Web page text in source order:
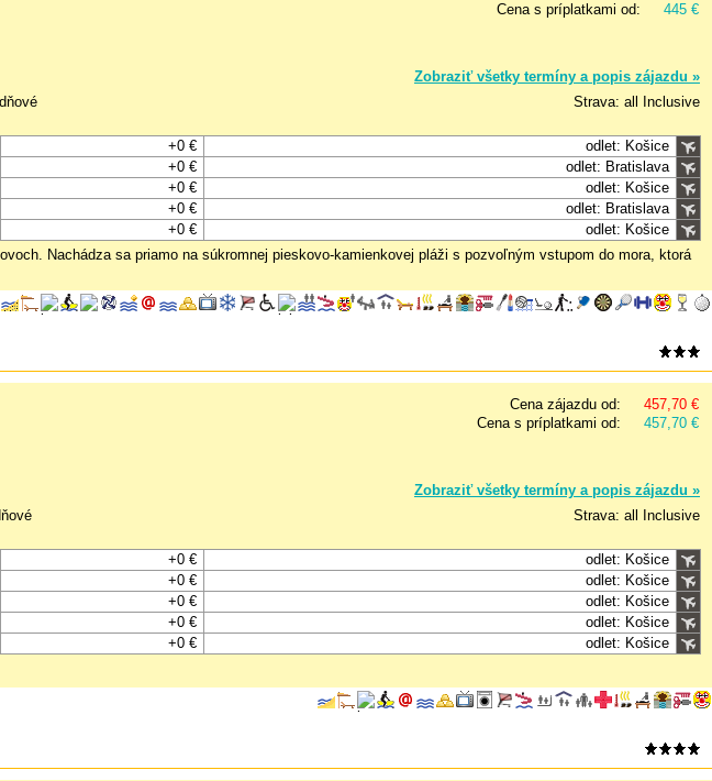
Cena s príplatkami od:
445 €
Zobraziť všetky termíny a popis zájazdu »
Strava: all Inclusive
+0 €
odlet: Košice
+0 €
odlet: Bratislava
+0 €
odlet: Košice
+0 €
odlet: Bratislava
+0 €
odlet: Košice
Nachádza sa priamo na súkromnej pieskovo-kamienkovej pláži s pozvoľným vstupom do mora, ktorá
Cena zájazdu od:
457,70 €
Cena s príplatkami od:
457,70 €
Zobraziť všetky termíny a popis zájazdu »
Strava: all Inclusive
+0 €
odlet: Košice
+0 €
odlet: Košice
+0 €
odlet: Košice
+0 €
odlet: Košice
+0 €
odlet: Košice